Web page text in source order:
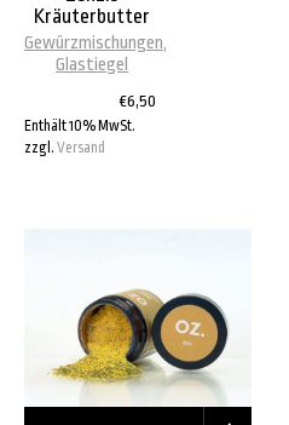
Kräuterbutter
Gewürzmischungen,
Glastiegel
€6,50
Enthält 10% MwSt.
zzgl. Versand